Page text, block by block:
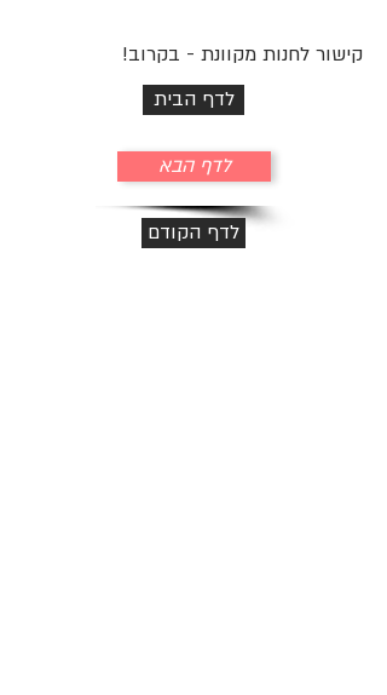
קישור לחנות מקוונת - בקרוב!
לדף הבית
לדף הבא
לדף הקודם